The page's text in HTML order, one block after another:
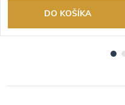
DO KOŠÍKA